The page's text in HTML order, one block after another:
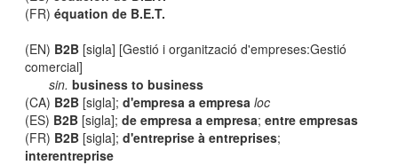
(FR)équation de B.E.T.
(EN) B2B [sigla] [Gestió i organització d'empreses:Gestió
comercial]
sin. business to business
(CA) B2B [sigla];d'empresa a empresa loc
(ES) B2B [sigla];de empresa a empresa;entre empresas
(FR) B2B [sigla];d'entreprise à entreprises;
interentreprise